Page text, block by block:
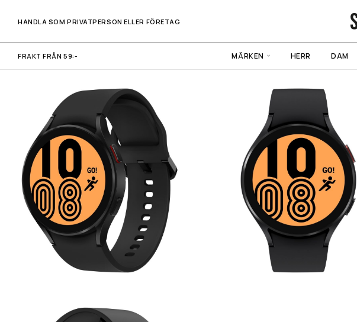
HANDLA SOM PRIVATPERSON ELLER FÖRETAG
FRAKT FRÅN 59:- MÄRKEN HERR DAM